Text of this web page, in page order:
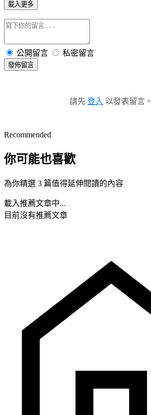
載入更多
公開留言 私密留言
發佈留言
請先 登入 以發表留言。
Recommended
你可能也喜歡
為你精選 3 篇值得延伸閱讀的內容
載入推薦文章中...
目前沒有推薦文章